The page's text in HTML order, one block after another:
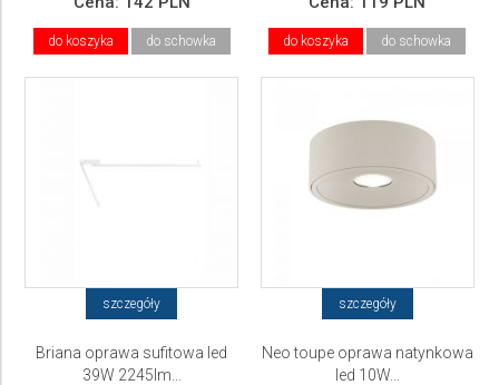
do koszyka do schowka do koszyka do schowka
szczegóły
Briana oprawa sufitowa led
39W 2245lm...
szczegóły
Neo toupe oprawa natynkowa
led 10W...